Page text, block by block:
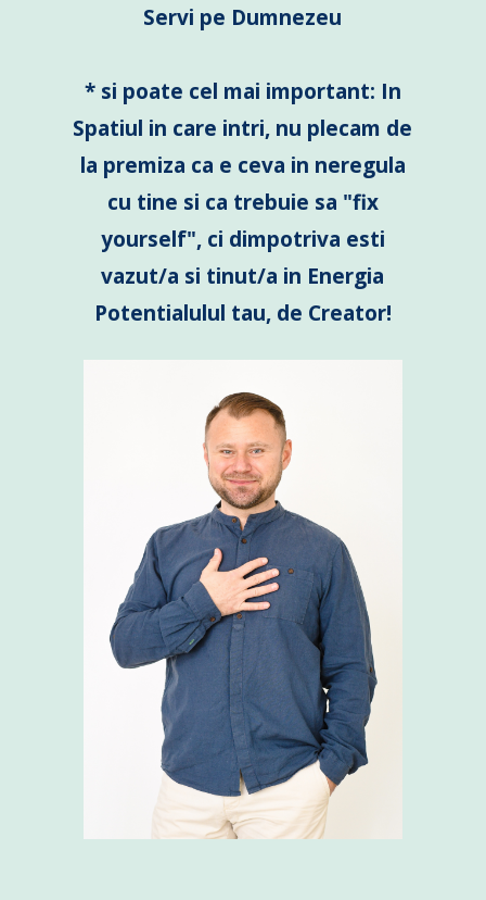
Servi pe Dumnezeu
* si poate cel mai important: In
Spatiul in care intri, nu plecam de
la premiza ca e ceva in neregula
cu tine si ca trebuie sa "fix
yourself", ci dimpotriva esti
vazut/a si tinut/a in Energia
Potentialulul tau, de Creator!